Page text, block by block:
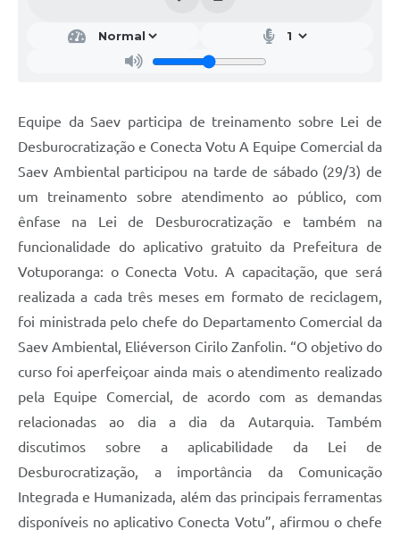
Equipe da Saev participa de treinamento sobre Lei de
Desburocratização e Conecta Votu A Equipe Comercial da
Saev Ambiental participou na tarde de sábado (29/3) de
um treinamento sobre atendimento ao público, com
ênfase na Lei de Desburocratização e também na
funcionalidade do aplicativo gratuito da Prefeitura de
Votuporanga: o Conecta Votu. A capacitação, que será
realizada a cada três meses em formato de reciclagem,
foi ministrada pelo chefe do Departamento Comercial da
Saev Ambiental, Eliéverson Cirilo Zanfolin. “O objetivo do
curso foi aperfeiçoar ainda mais o atendimento realizado
pela Equipe Comercial, de acordo com as demandas
relacionadas ao dia a dia da Autarquia. Também
discutimos sobre a aplicabilidade da Lei de
Desburocratização, a importância da Comunicação
Integrada e Humanizada, além das principais ferramentas
disponíveis no aplicativo Conecta Votu”, afirmou o chefe